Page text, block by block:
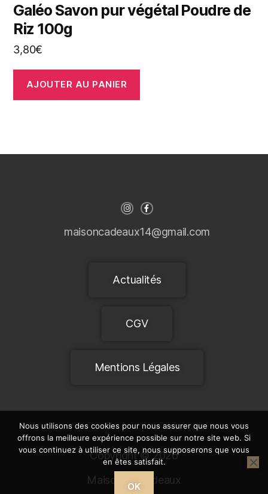
Galéo Savon pur végétal Poudre de
Riz 100g
3,80€
AJOUTER AU PANIER
maisoncadeaux14@gmail.com
Actualités
CGV
Mentions Légales
Copyright © 2026
Maison et Cadeaux
Nous utilisons des cookies pour nous assurer que nous vous
offrons la meilleure expérience possible sur notre site web. Si
vous continuez à utiliser ce site, nous supposerons que vous
en êtes satisfait.
OK